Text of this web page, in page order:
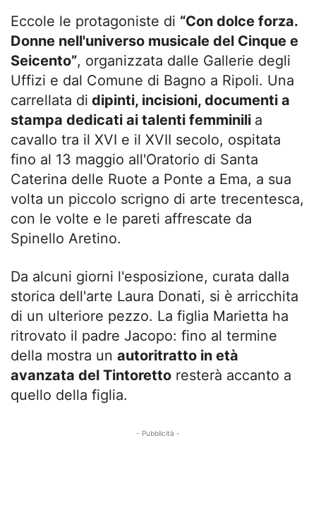
Eccole le protagoniste di “Con dolce forza.
Donne nell'universo musicale del Cinque e
Seicento”, organizzata dalle Gallerie degli
Uffizi e dal Comune di Bagno a Ripoli. Una
carrellata di dipinti, incisioni, documenti a
stampa dedicati ai talenti femminili a
cavallo tra il XVI e il XVII secolo, ospitata
fino al 13 maggio all'Oratorio di Santa
Caterina delle Ruote a Ponte a Ema, a sua
volta un piccolo scrigno di arte trecentesca,
con le volte e le pareti affrescate da
Spinello Aretino.
Da alcuni giorni l'esposizione, curata dalla
storica dell'arte Laura Donati, si è arricchita
di un ulteriore pezzo. La figlia Marietta ha
ritrovato il padre Jacopo: fino al termine
della mostra un autoritratto in età
avanzata del Tintoretto resterà accanto a
quello della figlia.
- Pubblicità -